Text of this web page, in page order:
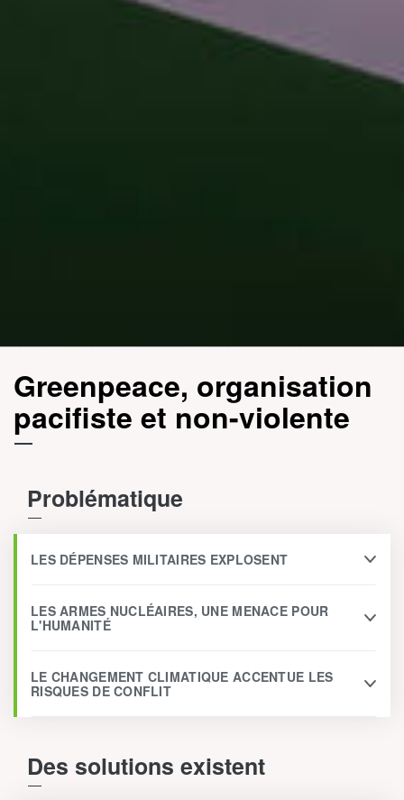
Greenpeace, organisation
pacifiste et non-violente
Problématique
LES DÉPENSES MILITAIRES EXPLOSENT
LES ARMES NUCLÉAIRES, UNE MENACE POUR
L'HUMANITÉ
LE CHANGEMENT CLIMATIQUE ACCENTUE LES
RISQUES DE CONFLIT
Des solutions existent